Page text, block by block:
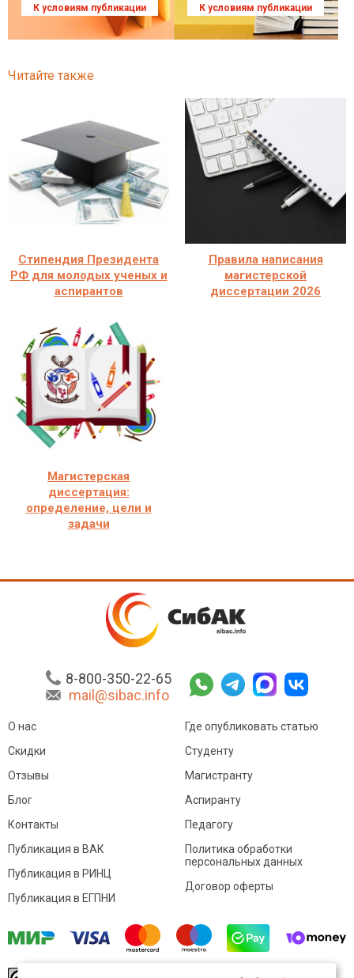
К условиям публикации К условиям публикации
Читайте также
Стипендия Президента
РФ для молодых ученых и
аспирантов
Правила написания
магистерской
диссертации 2026
Магистерская
диссертация:
определение, цели и
задачи
8-800-350-22-65
mail@sibac.info
О нас
Скидки
Отзывы
Блог
Контакты
Где опубликовать статью
Студенту
Магистранту
Аспиранту
Педагогу
Публикация в ВАК
Публикация в РИНЦ
Публикация в ЕГПНИ
Политика обработки
персональных данных
Договор оферты